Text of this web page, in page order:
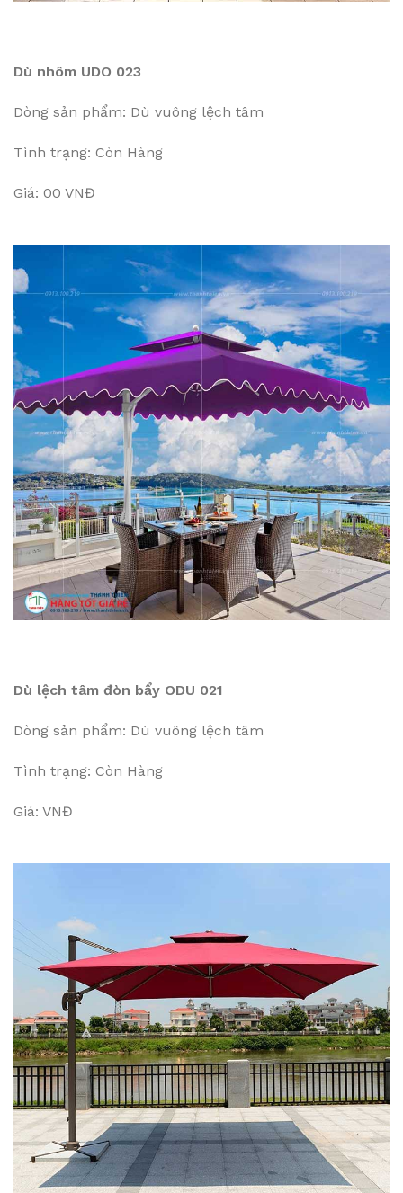
Dù nhôm UDO 023
Dòng sản phẩm: Dù vuông lệch tâm
Tình trạng: Còn Hàng
Giá: 00 VNĐ
Dù lệch tâm đòn bẩy ODU 021
Dòng sản phẩm: Dù vuông lệch tâm
Tình trạng: Còn Hàng
Giá: VNĐ